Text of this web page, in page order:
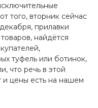
того, вторник сейчас
прилавки
найдётся
туфель или ботинок,
что речь в этой
и цены есть на нашем